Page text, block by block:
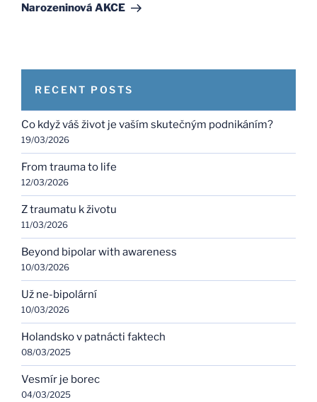
Post
Narozeninová AKCE
RECENT POSTS
Co když váš život je vaším skutečným podnikáním?
19/03/2026
From trauma to life
12/03/2026
Z traumatu k životu
11/03/2026
Beyond bipolar with awareness
10/03/2026
Už ne-bipolární
10/03/2026
Holandsko v patnácti faktech
08/03/2025
Vesmír je borec
04/03/2025